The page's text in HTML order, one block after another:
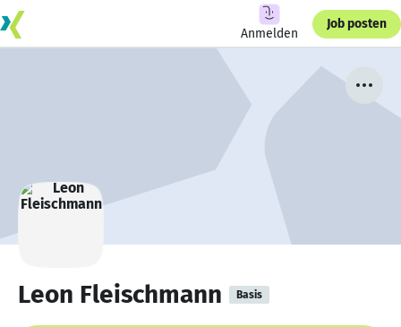
Anmelden
Job posten
Leon Fleischmann Basis